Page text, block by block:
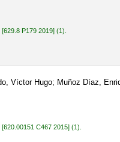
P179 2019] (1).
Víctor Hugo; Muñoz Díaz,
C467 2015] (1).